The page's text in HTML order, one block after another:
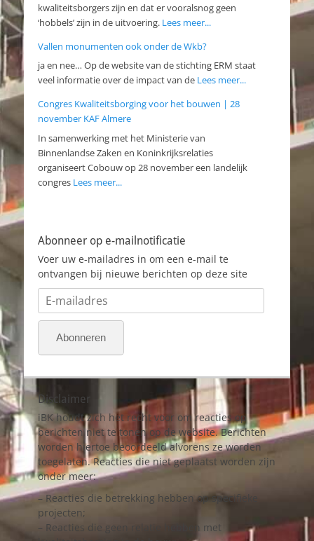
kwaliteitsborgers zijn en dat er vooralsnog geen
‘hobbels’ zijn in de uitvoering. Lees meer...
Vallen monumenten ook onder de Wkb?
ja en nee… Op de website van de stichting ERM staat
veel informatie over de impact van de Lees meer...
Congres Kwaliteitsborging voor het bouwen | 28
november KAF Almere
In samenwerking met het Ministerie van
Binnenlandse Zaken en Koninkrijksrelaties
organiseert Cobouw op 28 november een landelijk
congres Lees meer...
Abonneer op e-mailnotificatie
Voer uw e-mailadres in om een e-mail te
ontvangen bij nieuwe berichten op deze site
mailadres
Abonneren
Disclaimer
iBK houdt zich het recht voor om reacties op
berichten niet te tonen op de website. Berichten
worden hiertoe beoordeeld alvorens ze worden
toegelaten. Reacties die niet geplaatst worden zijn
onder meer:
– Reacties die betrekking hebben op specifieke
projecten;
– Reacties die geen relatie hebben met